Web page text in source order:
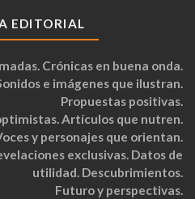
EDITORIAL
Crónicas en buena onda.
e imágenes que ilustran.
Propuestas positivas.
Artículos que nutren.
y personajes que orientan.
exclusivas. Datos de
utilidad. Descubrimientos.
Futuro y perspectivas.